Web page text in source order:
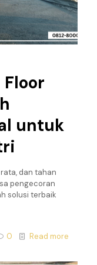
untuk
dan tahan
pengecoran
solusi terbaik
0 Read more